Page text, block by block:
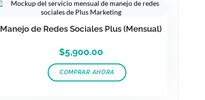
Manejo de Redes Sociales Plus (Mensual)
$5,900.00
COMPRAR AHORA